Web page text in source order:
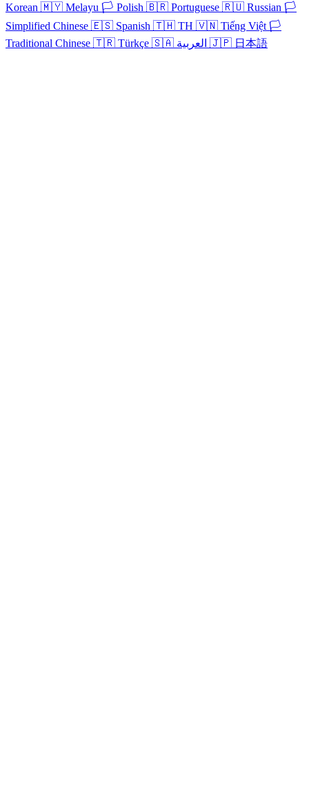
Korean 🇲🇾 Melayu 🏳️ Polish 🇧🇷 Portuguese 🇷🇺 Russian 🏳️
Simplified Chinese 🇪🇸 Spanish 🇹🇭 TH 🇻🇳 Tiếng Việt 🏳️
Traditional Chinese 🇹🇷 Türkçe 🇸🇦 🇯🇵 日本語